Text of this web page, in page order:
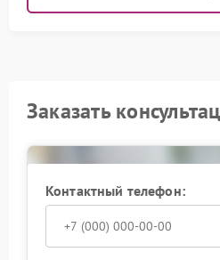
Заказать
Контактный телефон: